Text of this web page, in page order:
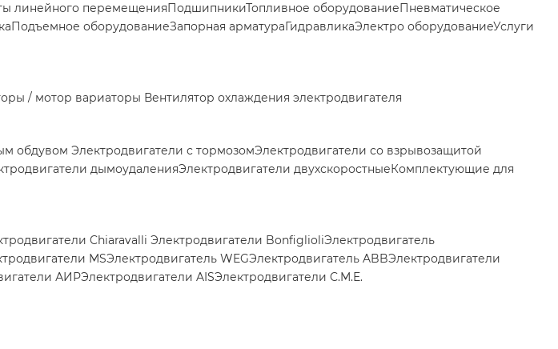
линейного перемещенияПодшипникиТопливное оборудованиеПневматическое
Подъемное оборудованиеЗапорная арматураГидравликаЭлектро оборудованиеУслуги
/ мотор вариаторы Вентилятор охлаждения электродвигателя
обдувом Электродвигатели с тормозомЭлектродвигатели со взрывозащитой
дымоудаленияЭлектродвигатели двухскоростныеКомплектующие для
Chiaravalli Электродвигатели BonfiglioliЭлектродвигатель
MSЭлектродвигатель WEGЭлектродвигатель ABBЭлектродвигатели
АИРЭлектродвигатели AISЭлектродвигатели C.M.E.